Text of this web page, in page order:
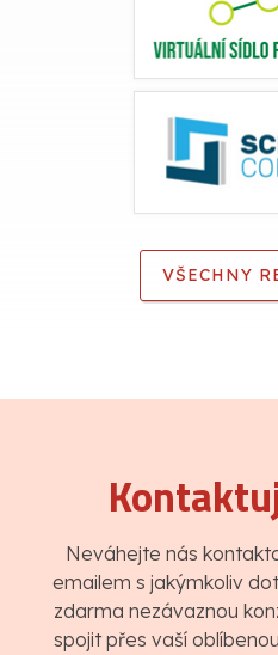
VŠECHNY
Neváhejte nás
emailem s jakýmkoliv
zdarma nezávaznou
spojit přes vaší